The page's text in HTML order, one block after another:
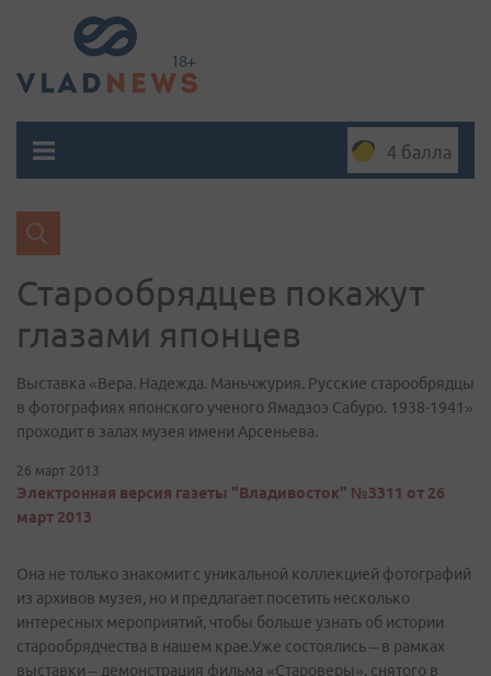
4 балла
Старообрядцев покажут
глазами японцев
Выставка «Вера. Надежда. Маньчжурия. Русские старообрядцы
в фотографиях японского ученого Ямадзоэ Сабуро. 1938-1941»
проходит в залах музея имени Арсеньева.
26 март 2013
Электронная версия газеты "Владивосток" №3311 от 26
март 2013
Она не только знакомит с уникальной коллекцией фотографий
из архивов музея, но и предлагает посетить несколько
интересных мероприятий, чтобы больше узнать об истории
старообрядчества в нашем крае.Уже состоялись – в рамках
выставки – демонстрация фильма «Староверы», снятого в